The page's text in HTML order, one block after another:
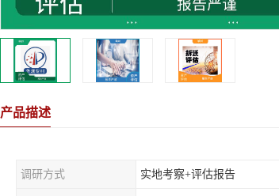
产品描述
调研方式 实地考察+评估报告